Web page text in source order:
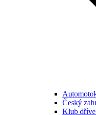
Český
Klub dříve